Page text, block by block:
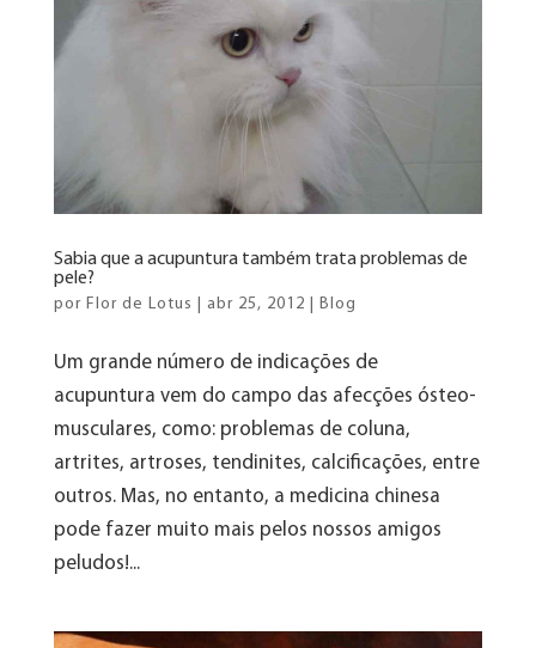
Sabia que a acupuntura também trata problemas de
pele?
por Flor de Lotus abr 25, 2012 Blog
Um grande número de indicações de
acupuntura vem do campo das afecções ósteo-
musculares, como: problemas de coluna,
artrites, artroses, tendinites, calcificações, entre
outros. Mas, no entanto, a medicina chinesa
pode fazer muito mais pelos nossos amigos
peludos!...